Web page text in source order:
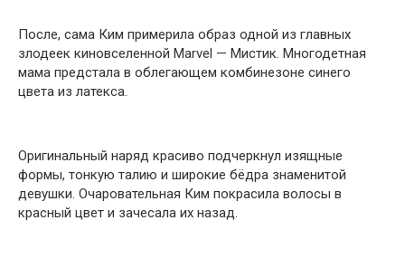
После, сама Ким примерила образ одной из главных
злодеек киновселенной Marvel — Мистик. Многодетная
мама предстала в облегающем комбинезоне синего
цвета из латекса.
Оригинальный наряд красиво подчеркнул изящные
формы, тонкую талию и широкие бёдра знаменитой
девушки. Очаровательная Ким покрасила волосы в
красный цвет и зачесала их назад.